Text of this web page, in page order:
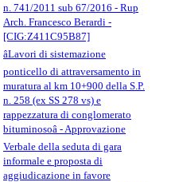
n. 741/2011 sub 67/2016 - Rup
Arch. Francesco Berardi -
[CIG:Z411C95B87]
âLavori di sistemazione
ponticello di attraversamento in
muratura al km 10+900 della S.P.
n. 258 (ex SS 278 vs) e
rappezzatura di conglomerato
bituminosoâ - Approvazione
Verbale della seduta di gara
informale e proposta di
aggiudicazione in favore